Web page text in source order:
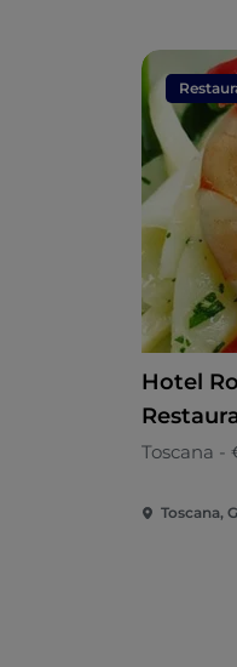
Hotel
Toscana -
Toscana,